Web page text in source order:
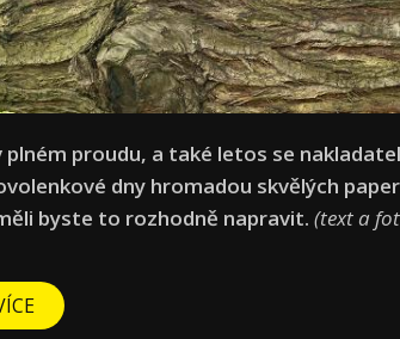
plném proudu, a také letos se
dny hromadou skvělých
byste to rozhodně napravit. (text a